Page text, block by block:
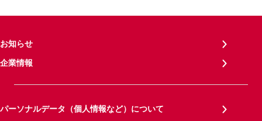
お知らせ
企業情報
パーソナルデータ（個人情報など）について